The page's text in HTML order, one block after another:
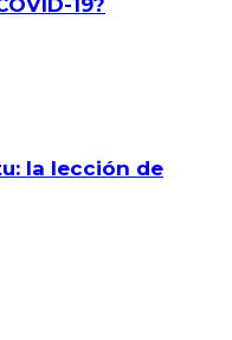
19?
la lección de